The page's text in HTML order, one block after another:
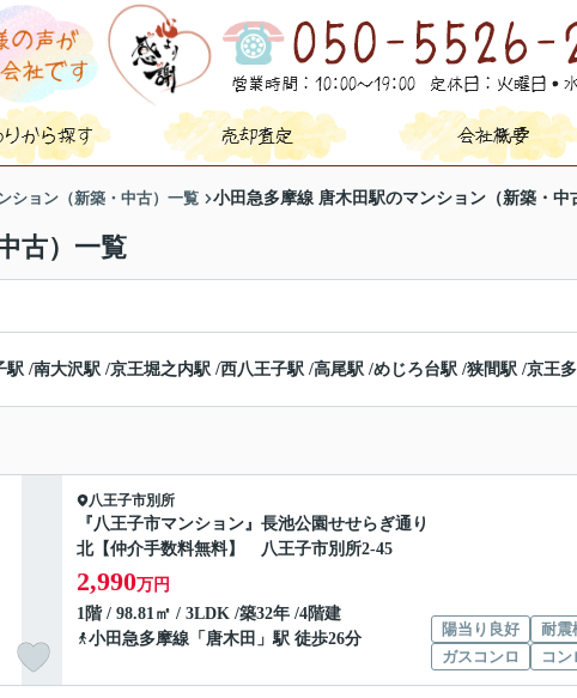
ション（新築・中古）一覧 小田急多摩線 唐木田駅のマンション（新築・中
古）一覧
駅 /南大沢駅 /京王堀之内駅 /西八王子駅 /高尾駅 /めじろ台駅 /狭間駅 /京王
八王子市別所
『八王子市マンション』長池公園せせらぎ通り
北【仲介手数料無料】 八王子市別所2-45
2,990万円
1階 / 98.81㎡ / 3LDK /築32年 /4階建
小田急多摩線 「 唐木田 」駅 徒歩26分
陽当り良好 耐震
ガスコンロ
コ